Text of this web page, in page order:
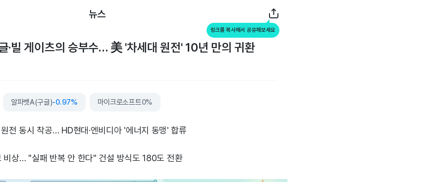
뉴스
링크를 복사해서 공유해보세요
·빌 게이츠의 승부수… 美 '차세대 원전' 10년 만의 귀환
알파벳A(구글)-0.97% 마이크로소프트0%
전 동시 착공… HD현대·엔비디아 '에너지 동맹' 합류
비상… "실패 반복 안 한다" 건설 방식도 180도 전환